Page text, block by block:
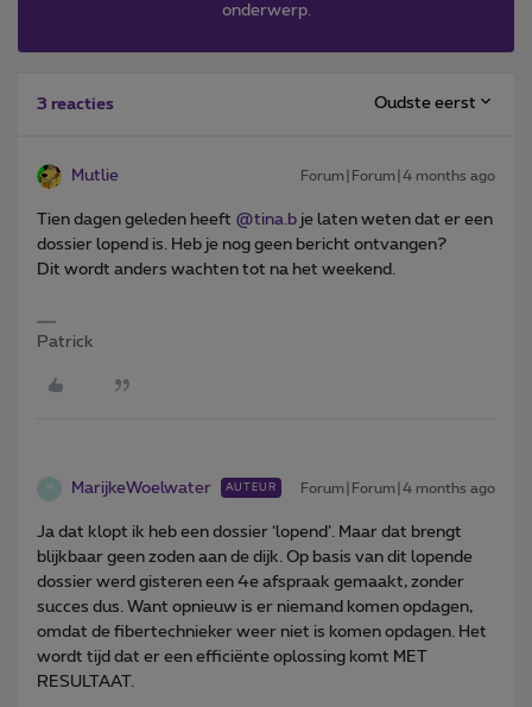
onderwerp.
3 reacties Oudste eerst
Mutlie Forum|Forum|4 months ago
Tien dagen geleden heeft ​ @tina.b je laten weten dat er een
dossier lopend is. Heb je nog geen bericht ontvangen?
Dit wordt anders wachten tot na het weekend.
Patrick
M MarijkeWoelwater AUTEUR Forum|Forum|4 months ago
Ja dat klopt ik heb een dossier ‘lopend’. Maar dat brengt
blijkbaar geen zoden aan de dijk. Op basis van dit lopende
dossier werd gisteren een 4e afspraak gemaakt, zonder
succes dus. Want opnieuw is er niemand komen opdagen,
omdat de fibertechnieker weer niet is komen opdagen. Het
wordt tijd dat er een efficiënte oplossing komt MET
RESULTAAT.